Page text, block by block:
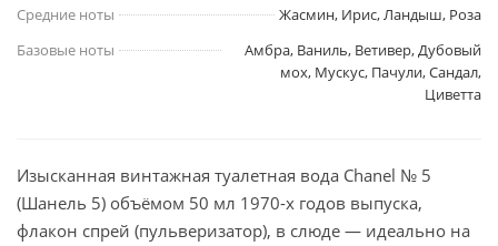
Средние ноты
Жасмин, Ирис, Ландыш, Роза
Базовые ноты
Амбра, Ваниль, Ветивер, Дубовый
мох, Мускус, Пачули, Сандал,
Циветта
Изысканная винтажная туалетная вода Chanel № 5
(Шанель 5) объёмом 50 мл 1970-х годов выпуска,
флакон спрей (пульверизатор), в слюде — идеально на